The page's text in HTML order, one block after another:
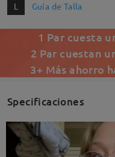
L Guía de Talla
1 Par cuesta
2 Par cuestan
3+ Más ahorro
Specificaciones